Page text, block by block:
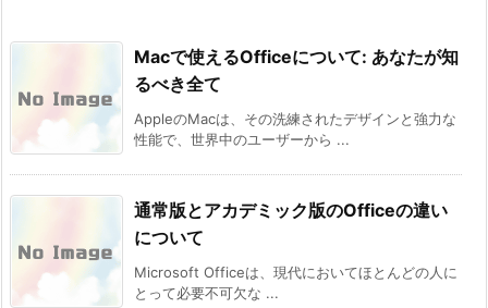
Macで使えるOfficeについて: あなたが知
るべき全て
AppleのMacは、その洗練されたデザインと強力な
性能で、世界中のユーザーから ...
通常版とアカデミック版のOfficeの違い
について
Microsoft Officeは、現代においてほとんどの人に
とって必要不可欠な ...